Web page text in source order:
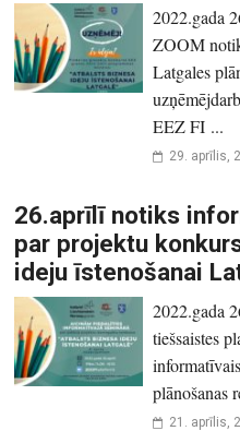
2022.gada
ZOOM
Latgales
EEZ FI ...
29. aprīlis,
26.aprīlī notiks
par projektu
ideju īstenošanai
2022.gada
tiešsaistes
plānošanas
21. aprīlis,